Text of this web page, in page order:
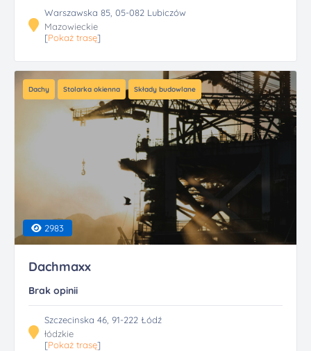
Warszawska 85, 05-082 Lubiczów
Mazowieckie
[Pokaż trasę]
Dachy Stolarka okienna Składy budowlane
2983
Dachmaxx
Brak opinii
Szczecinska 46, 91-222 Łódź
łódzkie
[Pokaż trasę]